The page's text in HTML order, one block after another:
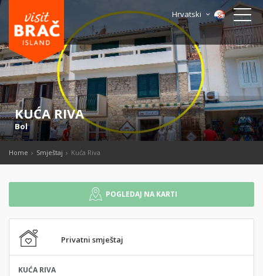
Hrvatski
KUĆA RIVA
Bol
Home Smještaj Kuća Riva
POGLEDAJ NA KARTI
Privatni smještaj
KUĆA RIVA